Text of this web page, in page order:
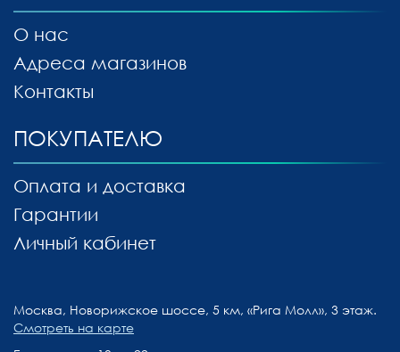
О нас
Адреса магазинов
Контакты
ПОКУПАТЕЛЮ
Оплата и доставка
Гарантии
Личный кабинет
Москва, Новорижское шоссе, 5 км, «Рига Молл», 3 этаж.
Смотреть на карте